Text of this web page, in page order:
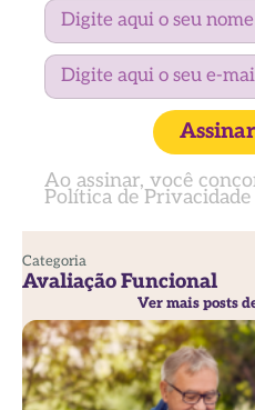
Ao assinar, você
Política de Privacidade
Categoria
Avaliação Funcional
Ver mais posts